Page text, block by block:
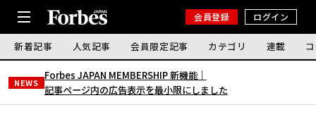
会員登録 ログイン
新着記事 人気記事 会員限定記事 カテゴリ 連載
NEWS
Forbes JAPAN MEMBERSHIP 新機能｜
記事ページ内の広告表示を最小限にしました